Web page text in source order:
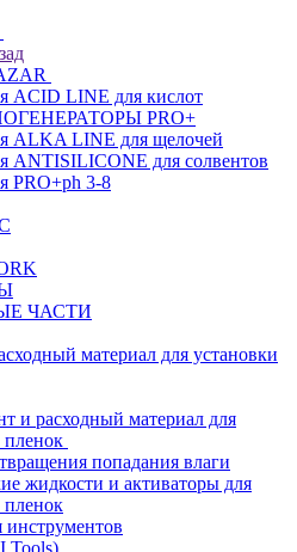
ACID LINE для кислот
PRO+
ALKA LINE для щелочей
ANTISILICONE для солвентов
PRO+ph 3-8
ЧАСТИ
материал для установки
и расходный материал для
пленок
попадания влаги
жидкости и активаторы для
пленок
Tools)